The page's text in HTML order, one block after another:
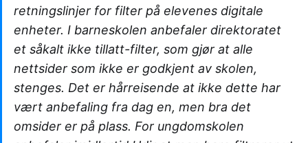
retningslinjer for filter på elevenes digitale
enheter. I barneskolen anbefaler direktoratet
et såkalt ikke tillatt-filter, som gjør at alle
nettsider som ikke er godkjent av skolen,
stenges. Det er hårreisende at ikke dette har
vært anbefaling fra dag en, men bra det
omsider er på plass. For ungdomskolen